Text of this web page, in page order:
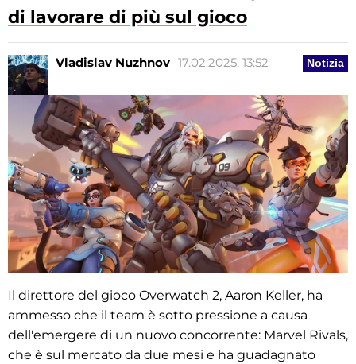
di lavorare di più sul gioco
Notizia
Vladislav Nuzhnov 17.02.2025, 13:52
Il direttore del gioco Overwatch 2, Aaron Keller, ha
ammesso che il team è sotto pressione a causa
dell'emergere di un nuovo concorrente: Marvel Rivals,
che è sul mercato da due mesi e ha guadagnato